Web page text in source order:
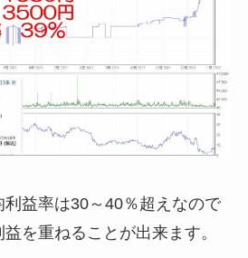
益率は30～40％超えなので
を重ねることが出来ます。